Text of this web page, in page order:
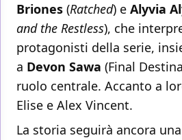
Briones (Ratched) e Alyvia
and the Restless), che
protagonisti della serie,
a Devon Sawa (Final
ruolo centrale. Accanto a
Elise e Alex Vincent.
La storia seguirà ancora